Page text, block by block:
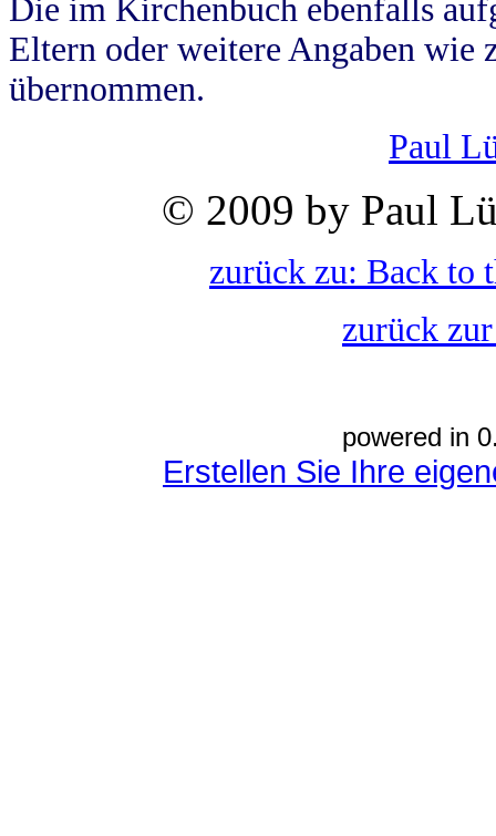
Die im Kirchenbuch ebenfalls
Eltern oder weitere Angaben wie
übernommen.
Paul
© 2009 by Paul
zurück zu: Back to
zurück
powered in
Erstellen Sie Ihre